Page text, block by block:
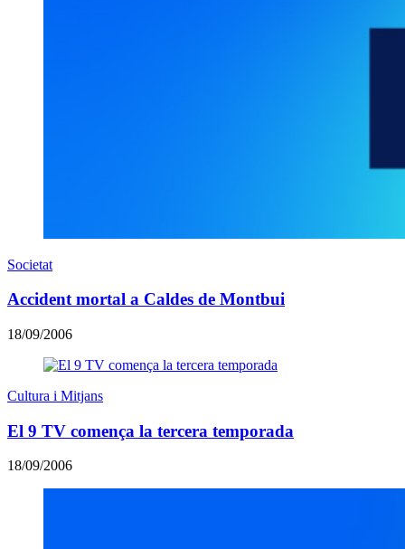
Societat
Accident mortal a Caldes de Montbui
18/09/2006
Cultura i Mitjans
El 9 TV comença la tercera temporada
18/09/2006